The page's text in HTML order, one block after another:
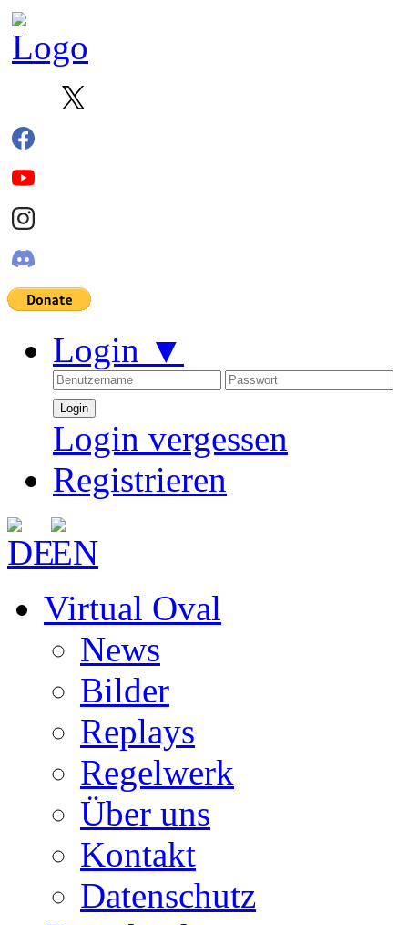
Login ▼
Login vergessen
Registrieren
Virtual Oval
News
Bilder
Replays
Regelwerk
Über uns
Kontakt
Datenschutz